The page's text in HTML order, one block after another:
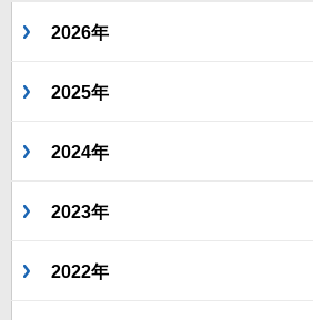
2026年
2025年
2024年
2023年
2022年